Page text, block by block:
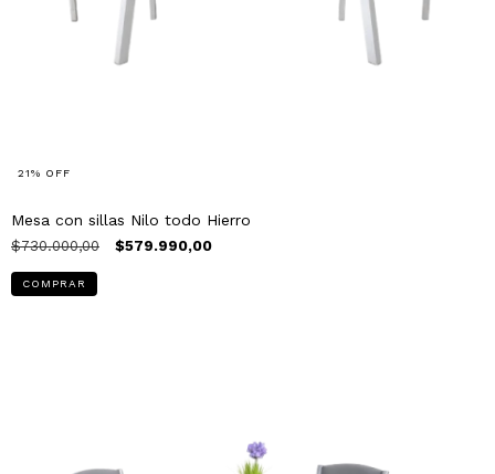
21% OFF
Mesa con sillas Nilo todo Hierro
$730.000,00 $579.990,00